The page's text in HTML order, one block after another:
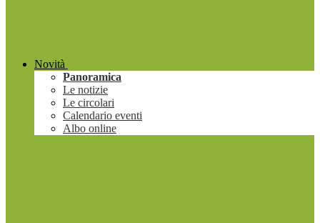
Novità
Panoramica
Le notizie
Le circolari
Calendario eventi
Albo online